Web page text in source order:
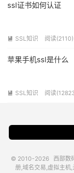
ssl证书如何认证
 SSL知识 阅读(2110)
苹果手机ssl是什么
 SSL知识 阅读
© 2010-2026 西部数
册,域名交易,虚拟主机,